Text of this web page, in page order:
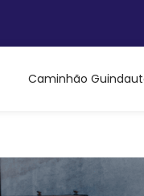
Caminhão